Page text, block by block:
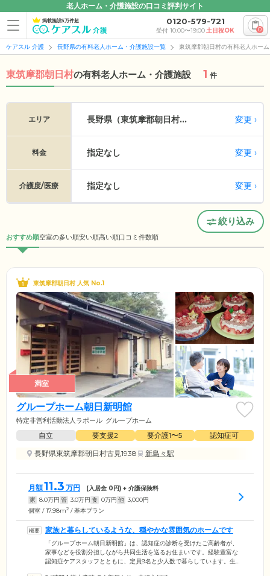
老人ホーム・介護施設の口コミ評判サイト
掲載施設5万件超 0120-579-721
受付 10:00〜19:00土日祝OK 0
ケアスル 介護 長野県の有料老人ホーム・介護施設一覧 東筑摩郡朝日村の有料老人ホー
東筑摩郡朝日村の有料老人ホーム・介護施設 1 件
エリア 長野県（東筑摩郡朝日村... 変更
料金 指定なし 変更
介護度/医療 指定なし 変更
絞り込み
おすすめ順空室の多い順安い順高い順口コミ件数順
東筑摩郡朝日村 人気 No.1
満室
グループホーム朝日新明館
特定非営利活動法人ラポール グループホーム
自立 要支援2 要介護1〜5
認知症可
長野県東筑摩郡朝日村古見1938
新島々駅
月額11.3 万円 (入居金 0円) + 介護保険料
家 8.0万円 管 3.0万円 食 0万円 他 3,000円
個室 / 17.98m2 / 基本プラン
家族と暮らしているような、穏やかな雰囲気のホームです
「グループホーム朝日新明館」は、認知症の診断を受けたご高齢者が、
家事などを役割分担しながら共同生活を送るお住まいです。経験豊富な
認知症ケアスタッフとともに、定員9名と少人数で暮らしています。生活